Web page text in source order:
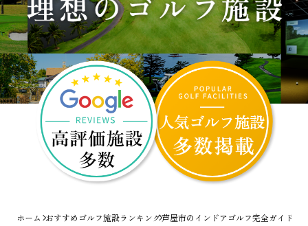
ホーム おすすめゴルフ施設ランキング芦屋市のインドアゴルフ完全ガイド！